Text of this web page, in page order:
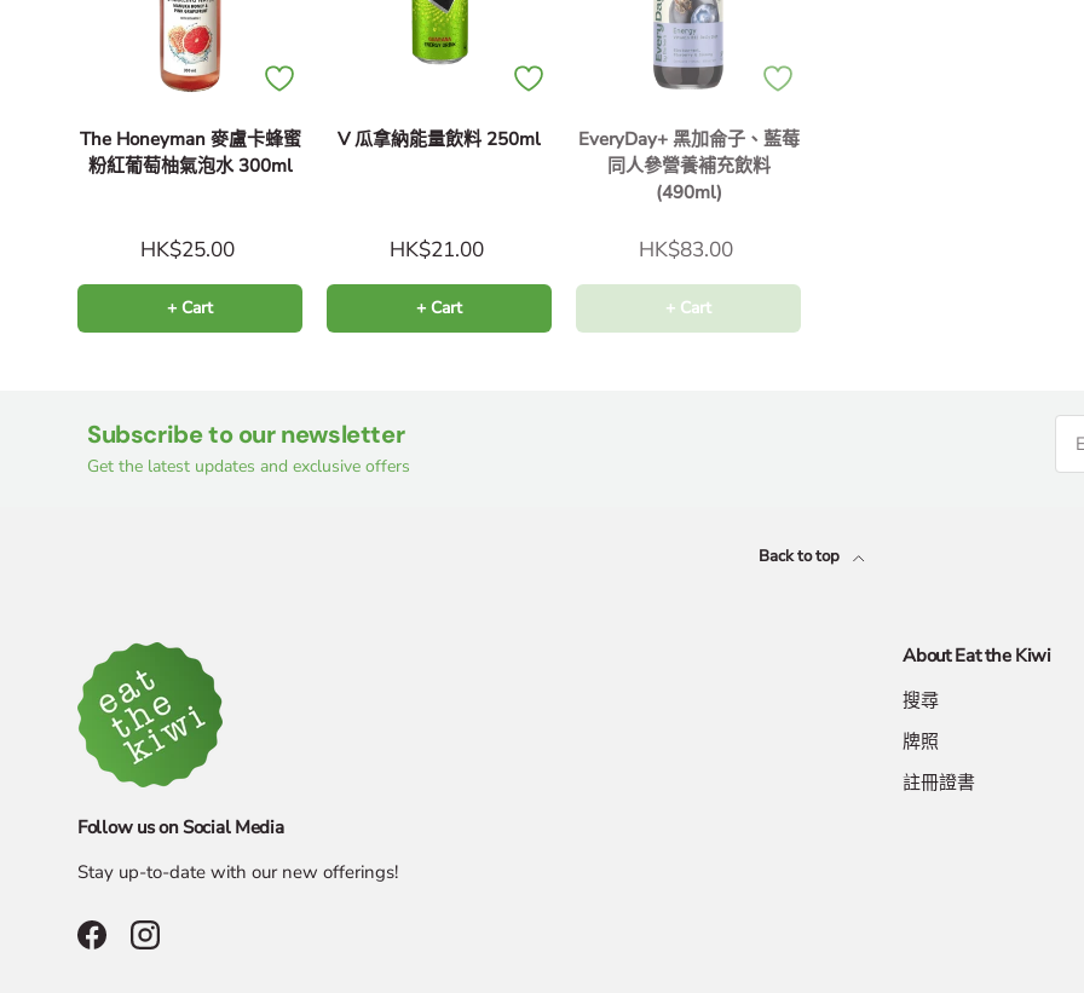
The Honeyman 麥盧卡蜂蜜
粉紅葡萄柚氣泡水 300ml
HK$25.00
+ Cart
V 瓜拿納能量飲料 250ml
HK$21.00
+ Cart
EveryDay+ 黑加侖子、藍莓
同人參營養補充飲料
(490ml)
HK$83.00
+ Cart
Subscribe to our newsletter
Get the latest updates and exclusive offers
Back to top
Follow us on Social Media
Stay up-to-date with our new offerings!
FacebookInstagram
About Eat the Kiwi
搜尋
牌照
註冊證書